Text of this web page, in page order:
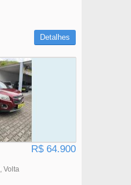
Detalhes
R$ 64.900
Volta